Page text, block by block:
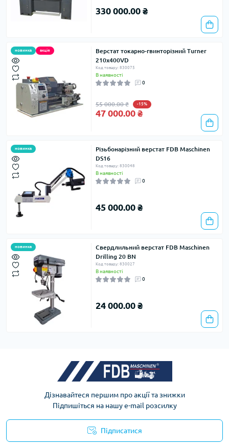
330 000.00 ₴
новинка акція
Верстат токарно-гвинторiзний Turner
210x400VD
Код товару: 830075
В наявності
0
55 000.00 ₴ -15%
47 000.00 ₴
новинка
Різьбонарізний верстат FDB Maschinen
DS16
Код товару: 830048
В наявності
0
45 000.00 ₴
новинка
Свердлильний верстат FDB Maschinen
Drilling 20 BN
Код товару: 830027
В наявності
0
24 000.00 ₴
Дізнавайтеся першим про акції та знижки
Підпишіться на нашу e-mail розсилку
Підписатися